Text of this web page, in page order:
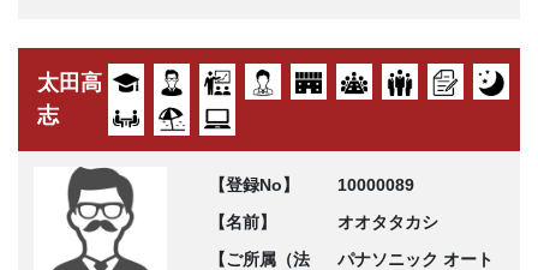
太田高
志
【登録No】
10000089
【名前】
オオタタカシ
【ご所属（法
パナソニック オート